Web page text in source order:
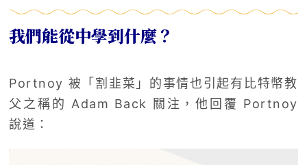
我們能從中學到什麼？
Portnoy 被「割韭菜」的事情也引起有比特幣教
父之稱的 Adam Back 關注，他回覆 Portnoy
說道：